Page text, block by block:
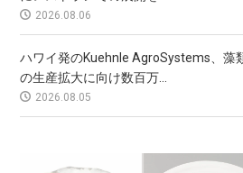
2026.08.06
ハワイ発のKuehnle AgroSystems、藻
の生産拡大に向け数百万...
2026.08.05